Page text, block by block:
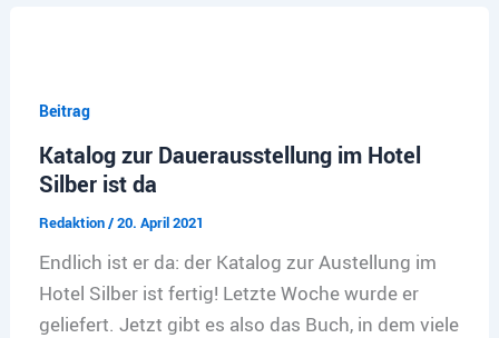
Beitrag
Katalog zur Dauerausstellung im Hotel
Silber ist da
Redaktion/20. April 2021
Endlich ist er da: der Katalog zur Austellung im
Hotel Silber ist fertig! Letzte Woche wurde er
geliefert. Jetzt gibt es also das Buch, in dem viele